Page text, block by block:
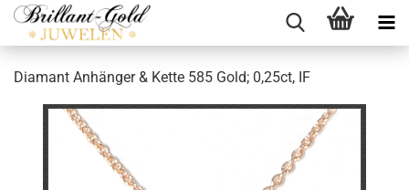
Diamant Anhänger & Kette 585 Gold; 0,25ct, IF